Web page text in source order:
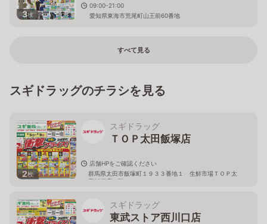
3枚
09:00-21:00
愛知県東海市荒尾町山王前60番地
すべて見る
スギドラッグのチラシを見る
2枚
スギドラッグ
ＴＯＰ太田飯塚店
店舗HPをご確認ください
群馬県太田市飯塚町１９３３番地１ 生鮮市場ＴＯＰ太
田飯塚店１階
スギドラッグ
東武ストア西川口店